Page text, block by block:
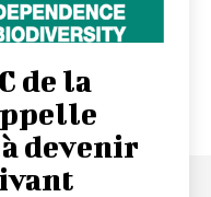
de la
devenir